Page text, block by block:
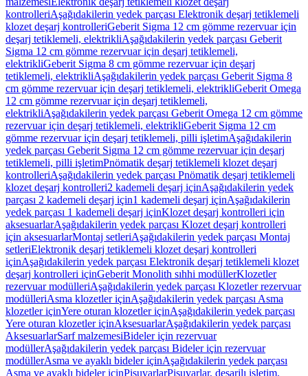
kontrolleriAşağıdakilerin yedek parçası Elektronik deşarj tetiklemeli
klozet deşarj kontrolleriGeberit Sigma 12 cm gömme rezervuar için
deşarj tetiklemeli, elektrikliAşağıdakilerin yedek parçası Geberit
Sigma 12 cm gömme rezervuar için deşarj tetiklemeli,
elektrikliGeberit Sigma 8 cm gömme rezervuar için deşarj
tetiklemeli, elektrikliAşağıdakilerin yedek parçası Geberit Sigma 8
cm gömme rezervuar için deşarj tetiklemeli, elektrikliGeberit Omega
12 cm gömme rezervuar için deşarj tetiklemeli,
elektrikliAşağıdakilerin yedek parçası Geberit Omega 12 cm gömme
rezervuar için deşarj tetiklemeli, elektrikliGeberit Sigma 12 cm
gömme rezervuar için deşarj tetiklemeli, pilli işletimAşağıdakilerin
yedek parçası Geberit Sigma 12 cm gömme rezervuar için deşarj
tetiklemeli, pilli işletimPnömatik deşarj tetiklemeli klozet deşarj
kontrolleriAşağıdakilerin yedek parçası Pnömatik deşarj tetiklemeli
klozet deşarj kontrolleri2 kademeli deşarj içinAşağıdakilerin yedek
parçası 2 kademeli deşarj için1 kademeli deşarj içinAşağıdakilerin
yedek parçası 1 kademeli deşarj içinKlozet deşarj kontrolleri için
aksesuarlarAşağıdakilerin yedek parçası Klozet deşarj kontrolleri
için aksesuarlarMontaj setleriAşağıdakilerin yedek parçası Montaj
setleriElektronik deşarj tetiklemeli klozet deşarj kontrolleri
içinAşağıdakilerin yedek parçası Elektronik deşarj tetiklemeli klozet
deşarj kontrolleri içinGeberit Monolith sıhhi modüllerKlozetler
rezervuar modülleriAşağıdakilerin yedek parçası Klozetler rezervuar
modülleriAsma klozetler içinAşağıdakilerin yedek parçası Asma
klozetler içinYere oturan klozetler içinAşağıdakilerin yedek parçası
Yere oturan klozetler içinAksesuarlarAşağıdakilerin yedek parçası
AksesuarlarSarf malzemesiBideler için rezervuar
modüllerAşağıdakilerin yedek parçası Bideler için rezervuar
modüllerAsma ve ayaklı bideler içinAşağıdakilerin yedek parçası
Asma ve ayaklı bideler içinPisuvarlarPisuvarlar, deşarjlı işletim,